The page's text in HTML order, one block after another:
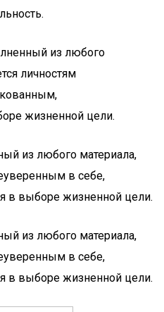
из любого
личностям
жизненной цели.
из любого материала,
в себе,
выборе жизненной цели.
из любого материала,
в себе,
выборе жизненной цели.